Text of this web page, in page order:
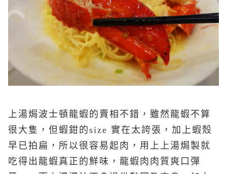
上湯焗波士頓龍蝦的賣相不錯，雖然龍蝦不算
很大隻，但蝦鉗的size 實在太誇張，加上蝦殼
早已拍扁，所以很容易起肉，用上上湯焗製就
吃得出龍蝦真正的鮮味，龍蝦肉肉質爽口彈